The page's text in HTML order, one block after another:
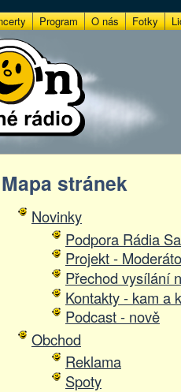
Program O nás Fotky
Mapa stránek
Novinky
Podpora Rádia
Projekt -
Přechod vysílání
Kontakty - kam a
Podcast - nově
Obchod
Reklama
Spoty